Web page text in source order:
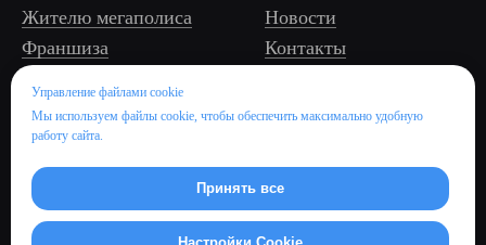
Жителю мегаполиса
Франшиза
ТСЖ
Бизнес/торговому
центру
Отелю и ресторану
Девелоперу
Новости
Контакты
Управление файлами cookie
Мы используем файлы cookie, чтобы обеспечить максимально удобную
работу сайта.
Принять все